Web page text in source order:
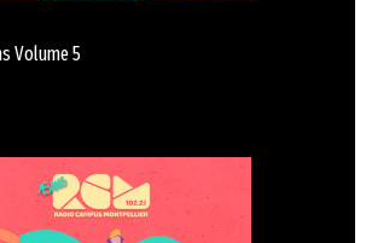
Volume 5